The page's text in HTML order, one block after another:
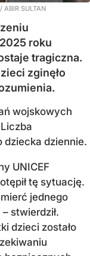
/ ABIR SULTAN
roku
tragiczna.
zginęło
wojskowych
dziecka dziennie.
UNICEF
tę sytuację.
jednego
stwierdził.
dzieci zostało